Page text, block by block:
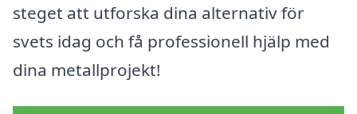
steget att utforska dina alternativ för
svets idag och få professionell hjälp med
dina metallprojekt!